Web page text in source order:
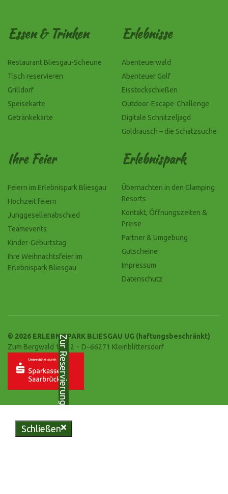
Essen & Trinken
Restaurant Bliesgau-Scheune
Tisch reservieren
Grilldorf
Speisekarte
Getränkekarte
Erlebnisse
Abenteuerwald
Abenteuer Golf
Eisstockschießen
Outdoor-Escape-Challenge
Digitale Schnitzeljagd
Goldrausch – die Schatzsuche
Ihre Feier
Feiern im Erlebnispark Bliesgau
Hochzeit feiern
Junggesellenabschied
Teamevents
Kinder-Geburtstag
Ihre Weihnachtsfeier im
Erlebnispark Bliesgau
Erlebnispark
Übernachten in den Glamping
Resorts
Kontakt, Öffnungszeiten &
Preise
Partner & Umgebung
Gutscheine
Impressum
Datenschutz
© 2026 ERLEBNISPARK BLIESGAU UG (haftungsbeschränkt)
Zum Bergwald 10-12・D–66271 Kleinblittersdorf
Zur Reservierung
Schließen